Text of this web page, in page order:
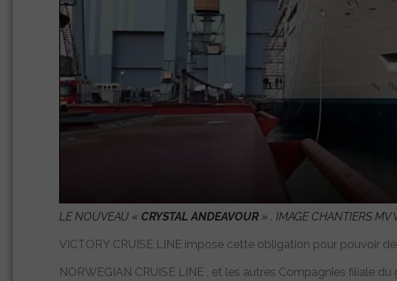
LE NOUVEAU « CRYSTAL ANDEAVOUR » . IMAGE CHANTIERS MV
VICTORY CRUISE LINE impose cette obligation pour pouvoir
NORWEGIAN CRUISE LINE , et les autres Compagnies filiale